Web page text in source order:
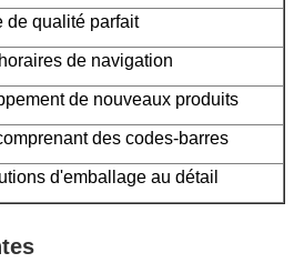
de qualité parfait
de navigation
de nouveaux produits
des codes-barres
d'emballage au détail